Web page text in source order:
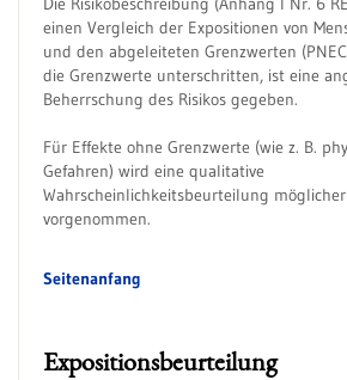
einen Vergleich der Expositionen von
und den abgeleiteten Grenzwerten
die Grenzwerte unterschritten, ist eine
Beherrschung des Risikos gegeben.
Für Effekte ohne Grenzwerte (wie z. B.
Gefahren) wird eine qualitative
Wahrscheinlichkeitsbeurteilung
vorgenommen.
Seitenanfang
Expositionsbeurteilung